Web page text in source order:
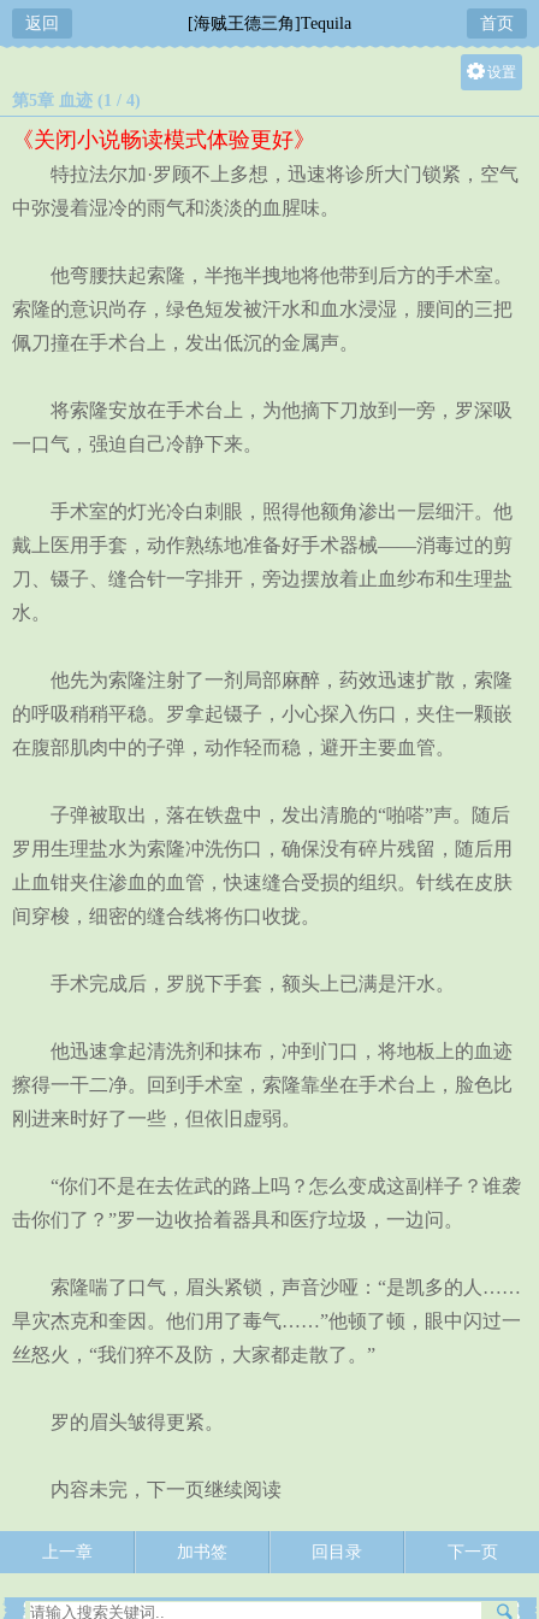
返回 [海贼王德三角]Tequila 首页
设置
中
第5章 血迹 (1 / 4)
《关闭小说畅读模式体验更好》
特拉法尔加·罗顾不上多想，迅速将诊所大门锁紧，空气
中弥漫着湿冷的雨气和淡淡的血腥味。
他弯腰扶起索隆，半拖半拽地将他带到后方的手术室。
索隆的意识尚存，绿色短发被汗水和血水浸湿，腰间的三把
佩刀撞在手术台上，发出低沉的金属声。
将索隆安放在手术台上，为他摘下刀放到一旁，罗深吸
一口气，强迫自己冷静下来。
手术室的灯光冷白刺眼，照得他额角渗出一层细汗。他
戴上医用手套，动作熟练地准备好手术器械——消毒过的剪
刀、镊子、缝合针一字排开，旁边摆放着止血纱布和生理盐
水。
他先为索隆注射了一剂局部麻醉，药效迅速扩散，索隆
的呼吸稍稍平稳。罗拿起镊子，小心探入伤口，夹住一颗嵌
在腹部肌肉中的子弹，动作轻而稳，避开主要血管。
子弹被取出，落在铁盘中，发出清脆的“啪嗒”声。随后
罗用生理盐水为索隆冲洗伤口，确保没有碎片残留，随后用
止血钳夹住渗血的血管，快速缝合受损的组织。针线在皮肤
间穿梭，细密的缝合线将伤口收拢。
手术完成后，罗脱下手套，额头上已满是汗水。
他迅速拿起清洗剂和抹布，冲到门口，将地板上的血迹
擦得一干二净。回到手术室，索隆靠坐在手术台上，脸色比
刚进来时好了一些，但依旧虚弱。
“你们不是在去佐武的路上吗？怎么变成这副样子？谁袭
击你们了？”罗一边收拾着器具和医疗垃圾，一边问。
索隆喘了口气，眉头紧锁，声音沙哑：“是凯多的人……
旱灾杰克和奎因。他们用了毒气……”他顿了顿，眼中闪过一
丝怒火，“我们猝不及防，大家都走散了。”
罗的眉头皱得更紧。
内容未完，下一页继续阅读
上一章 加书签 回目录 下一页